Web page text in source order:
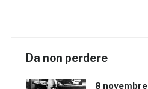
Da non perdere
8